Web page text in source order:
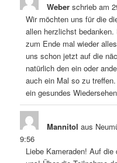
Weberschrieb am
Wir möchten uns für die
allen herzlichst
zum Ende mal wieder
uns schon jetzt auf die
natürlich den ein oder
auch ein Mal so zu
ein gesundes Wiedersehen
Mannitolaus
9:56
Liebe Kameraden! Auf